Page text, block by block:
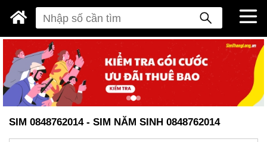
SIM 0848762014 - SIM NĂM SINH 0848762014